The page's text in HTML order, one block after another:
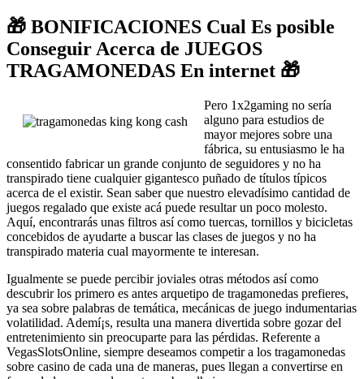
🎁 BONIFICACIONES Cual Es posible
Conseguir Acerca de JUEGOS
TRAGAMONEDAS En internet 🎁
Pero 1x2gaming no serí­a
alguno para estudios de
mayor mejores sobre una
fábrica, su entusiasmo le ha
consentido fabricar un grande conjunto de seguidores y no ha
transpirado tiene cualquier gigantesco puñado de títulos típicos
acerca de el existir. Sean saber que nuestro elevadísimo cantidad de
juegos regalado que existe acá puede resultar un poco molesto.
Aquí, encontrarás unas filtros así­ como tuercas, tornillos y bicicletas
concebidos de ayudarte a buscar las clases de juegos y no ha
transpirado materia cual mayormente te interesan.
Igualmente se puede percibir joviales otras métodos así­ como
descubrir los primero es antes arquetipo de tragamonedas prefieres,
ya sea sobre palabras de temática, mecánicas de juego indumentarias
volatilidad. Ademí¡s, resulta una manera divertida sobre gozar del
entretenimiento sin preocuparte para las pérdidas. Referente a
VegasSlotsOnline, siempre deseamos competir a los tragamonedas
sobre casino de cada una de maneras, pues llegan a convertirse en